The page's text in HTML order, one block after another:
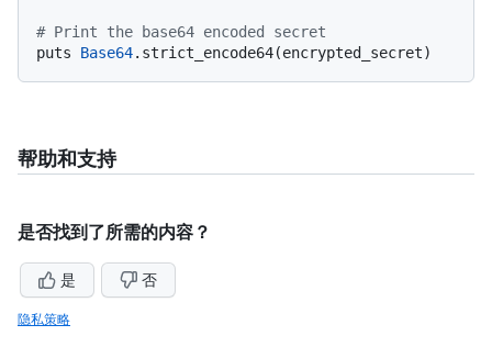
# Print the base64 encoded secret
puts Base64
帮助和支持
是否找到了所需的内容？
是 否
隐私策略